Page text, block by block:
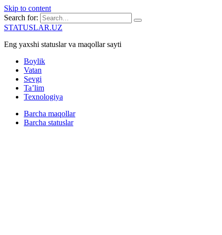
Skip to content
Search for:
STATUSLAR.UZ
Eng yaxshi statuslar va maqollar sayti
Boylik
Vatan
Sevgi
Ta’lim
Texnologiya
Barcha maqollar
Barcha statuslar